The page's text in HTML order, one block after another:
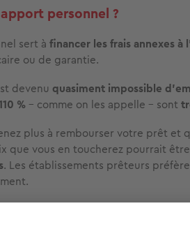
personnel ?
sert à financer les frais annexes à
ou de garantie.
devenu quasiment impossible
% – comme on les appelle – sont
plus à rembourser votre prêt et
que vous en toucherez pourrait être
. Les établissements prêteurs
il apporter au minimum pour